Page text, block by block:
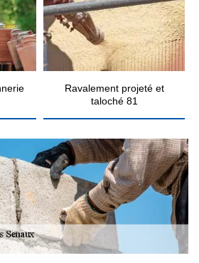
Ravalement projeté et
taloché 81